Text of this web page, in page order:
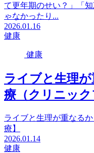
て更年期のせい？」「
ゃなかったり...
2026.01.16
健康
健康
ライブと生理
療（クリニッ
ライブと生理が重なる
療】
2026.01.14
健康